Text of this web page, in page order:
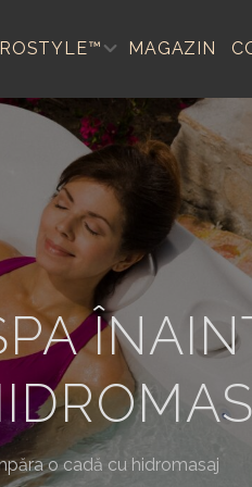
MAGAZIN
o cadă cu hidromasaj